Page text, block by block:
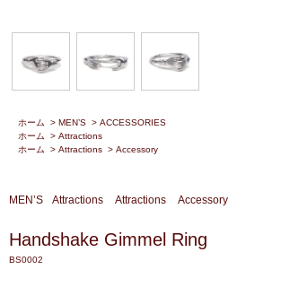
ホーム > MEN’S > ACCESSORIES
ホーム
> Attractions
ホーム
> Attractions > Accessory
MEN’S Attractions Attractions Accessory
Handshake Gimmel Ring
BS0002